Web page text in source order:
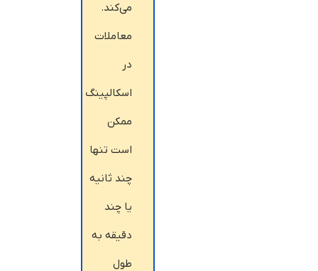
می‌کند.
معاملات
در
اسکالپینگ
ممکن
است تنها
چند ثانیه
یا چند
دقیقه به
طول